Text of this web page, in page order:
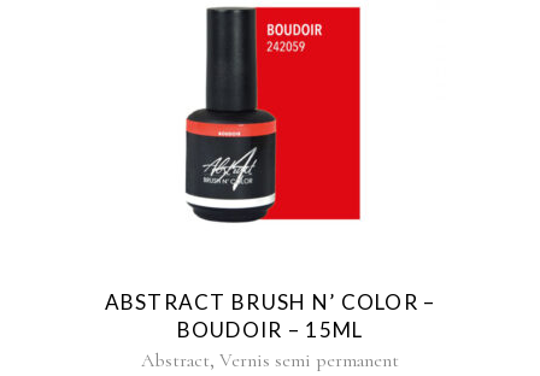
ABSTRACT BRUSH N’ COLOR –
BOUDOIR – 15ML
Abstract, Vernis semi permanent